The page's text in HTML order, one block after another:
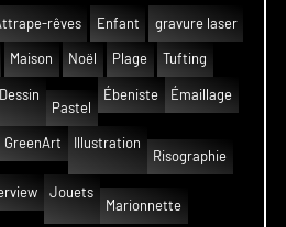
rêves Enfant gravure laser
Maison Noël Plage Tufting
Dessin
Pastel
Ébeniste Émaillage
GreenArt
Illustration
Risographie
Jouets
Marionnette